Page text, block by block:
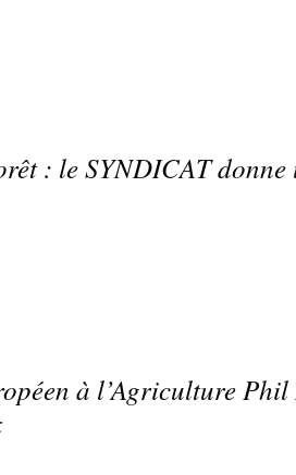
: le SYNDICAT donne
à l’Agriculture